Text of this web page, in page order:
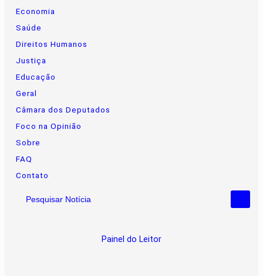
Economia
Saúde
Direitos Humanos
Justiça
Educação
Geral
Câmara dos Deputados
Foco na Opinião
Sobre
FAQ
Contato
Pesquisar Notícia
Painel do Leitor